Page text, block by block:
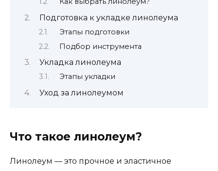
Подготовка к укладке линолеума
Этапы подготовки
Подбор инструмента
Укладка линолеума
Этапы укладки
Уход за линолеумом
Что такое линолеум?
Линолеум — это прочное и эластичное